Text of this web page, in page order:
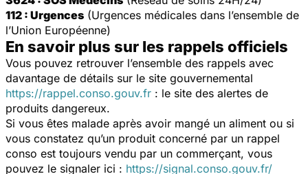
112 : Urgences (Urgences médicales dans l’ensemble de
l’Union Européenne)
En savoir plus sur les rappels officiels
Vous pouvez retrouver l’ensemble des rappels avec
davantage de détails sur le site gouvernemental
https://rappel.conso.gouv.fr : le site des alertes de
produits dangereux.
Si vous êtes malade après avoir mangé un aliment ou si
vous constatez qu’un produit concerné par un rappel
conso est toujours vendu par un commerçant, vous
pouvez le signaler ici : https://signal.conso.gouv.fr/